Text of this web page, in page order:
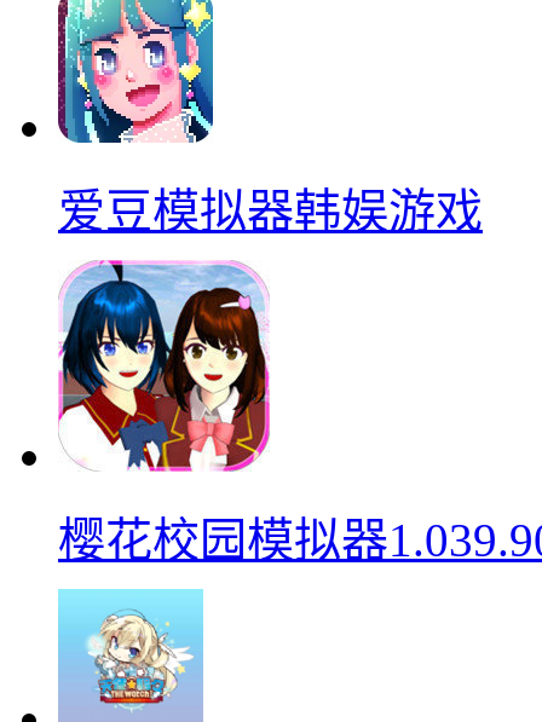
爱豆模拟器韩娱游戏
樱花校园模拟器